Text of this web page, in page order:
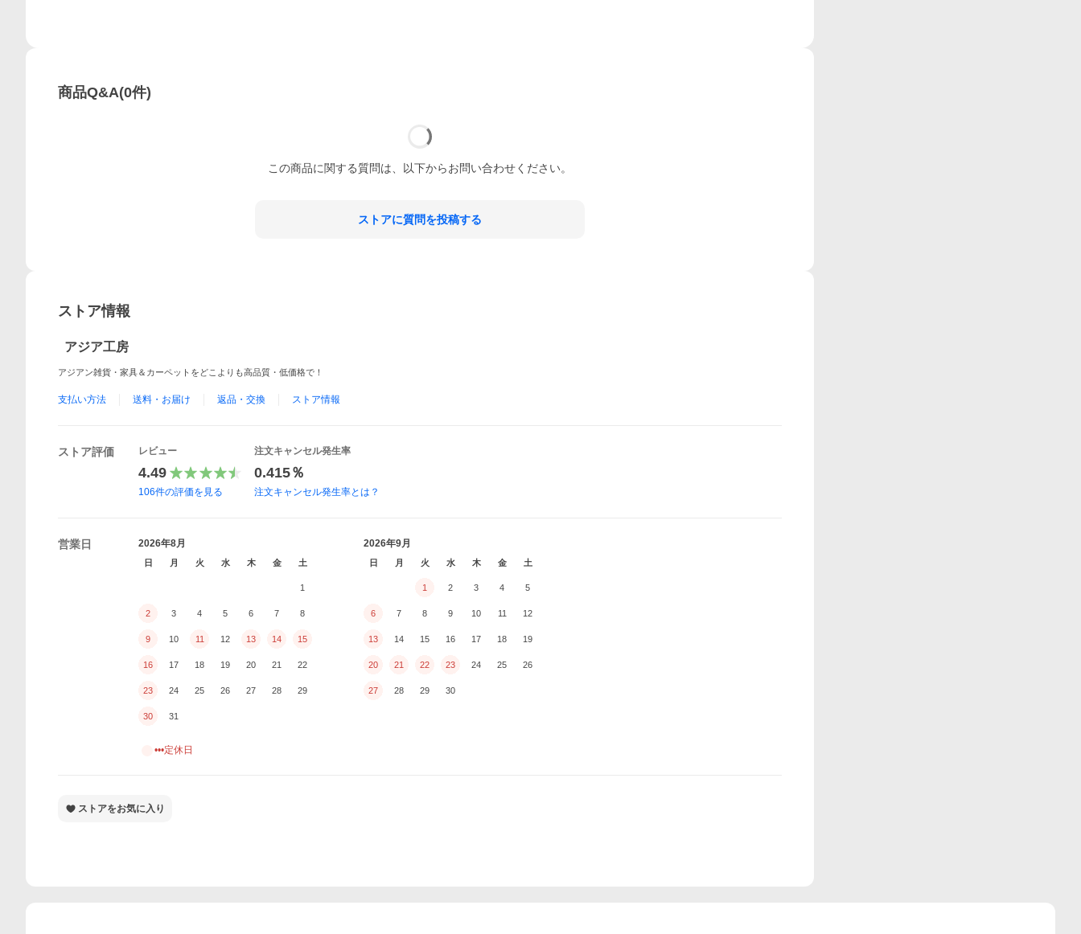
商品Q&A(0件)
この商品に関する質問は、以下からお問い合わせください。
ストアに質問を投稿する
ストア情報
アジア工房
アジアン雑貨・家具＆カーペットをどこよりも高品質・低価格で！
支払い方法 送料・お届け 返品・交換 ストア情報
ストア評価 レビュー
4.49
106件の評価を見る
注文キャンセル発生率
0.415％
注文キャンセル発生率とは？
営業日 2026年8月
日 月 火 水 木 金 土
1
2 3 4 5 6 7 8
9 10 11 12 13 14 15
16 17 18 19 20 21 22
23 24 25 26 27 28 29
30 31
2026年9月
日 月 火 水 木 金 土
1 2 3 4 5
6 7 8 9 10 11 12
13 14 15 16 17 18 19
20 21 22 23 24 25 26
27 28 29 30
•••定休日
ストアをお気に入り